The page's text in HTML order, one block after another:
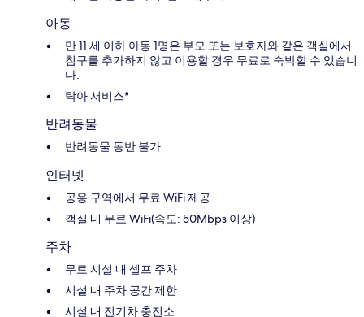
아동
만 11 세 이하 아동 1명은 부모 또는 보호자와 같은 객실에서
침구를 추가하지 않고 이용할 경우 무료로 숙박할 수 있습니
다.
탁아 서비스*
반려동물
반려동물 동반 불가
인터넷
공용 구역에서 무료 WiFi 제공
객실 내 무료 WiFi(속도: 50Mbps 이상)
주차
무료 시설 내 셀프 주차
시설 내 주차 공간 제한
시설 내 전기차 충전소